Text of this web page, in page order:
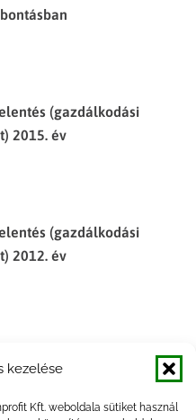
kezelése
Kft. weboldala sütiket használ
(gazdálkodási
2015. év
(gazdálkodási
2012. év
2014. év